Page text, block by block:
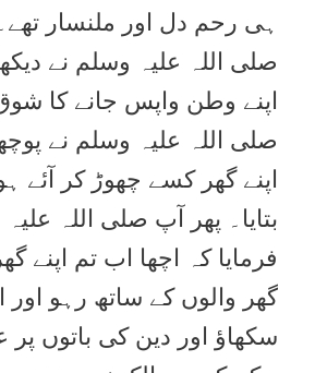
ہی رحم دل اور ملنسار
صلی اللہ علیہ وسلم نے
اپنے وطن واپس جانے کا
صلی اللہ علیہ وسلم نے
اپنے گھر کسے چھوڑ کر آئے
بتایا۔ پھر آپ صلی اللہ
فرمایا کہ اچھا اب تم اپنے
گھر والوں کے ساتھ رہو اور
سکھاؤ اور دین کی باتوں پر